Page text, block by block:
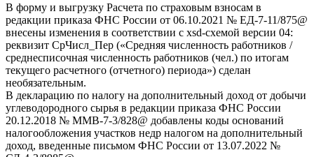
В форму и выгрузку Расчета по страховым взносам в
редакции приказа ФНС России от 06.10.2021 № ЕД-7-11/875@
внесены изменения в соответствии с xsd-схемой версии 04:
реквизит СрЧисл_Пер («Средняя численность работников /
среднесписочная численность работников (чел.) по итогам
текущего расчетного (отчетного) периода») сделан
необязательным.
В декларацию по налогу на дополнительный доход от добычи
углеводородного сырья в редакции приказа ФНС России
20.12.2018 № ММВ-7-3/828@ добавлены коды оснований
налогообложения участков недр налогом на дополнительный
доход, введенные письмом ФНС России от 13.07.2022 №